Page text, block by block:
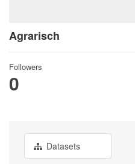
Agrarisch
Followers
0
Datasets